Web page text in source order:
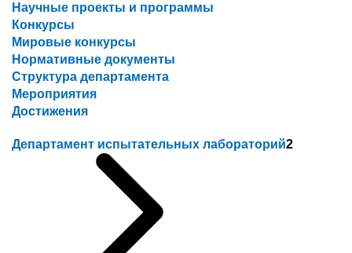
Научные проекты и программы
Конкурсы
Мировые конкурсы
Нормативные документы
Структура департамента
Мероприятия
Достижения
Департамент испытательных лабораторий2